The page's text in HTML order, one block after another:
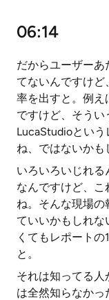
06:14
だからユーザーあ
てないんですけど
率を出すと。例え
ですけど、そう
LucaStudioとい
ね、ではないかも
いろいろいじれる
なんですけど、
ね。そんな現場の
ていいかもしれな
くてもレポート
と。
それは知ってる
は全然知らなか